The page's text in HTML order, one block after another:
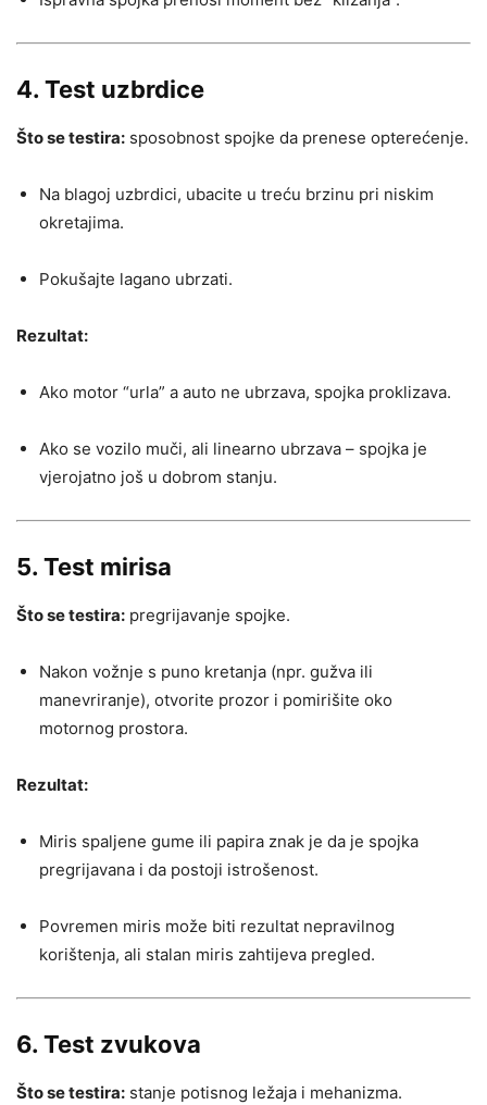
4. Test uzbrdice
Što se testira: sposobnost spojke da prenese opterećenje.
Na blagoj uzbrdici, ubacite u treću brzinu pri niskim
okretajima.
Pokušajte lagano ubrzati.
Rezultat:
Ako motor “urla” a auto ne ubrzava, spojka proklizava.
Ako se vozilo muči, ali linearno ubrzava – spojka je
vjerojatno još u dobrom stanju.
5. Test mirisa
Što se testira: pregrijavanje spojke.
Nakon vožnje s puno kretanja (npr. gužva ili
manevriranje), otvorite prozor i pomirišite oko
motornog prostora.
Rezultat:
Miris spaljene gume ili papira znak je da je spojka
pregrijavana i da postoji istrošenost.
Povremen miris može biti rezultat nepravilnog
korištenja, ali stalan miris zahtijeva pregled.
6. Test zvukova
Što se testira: stanje potisnog ležaja i mehanizma.